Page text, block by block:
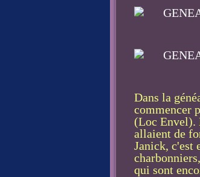
Dans la
commencer
(Loc Envel).
allaient de
Janick, c'est
qui sont